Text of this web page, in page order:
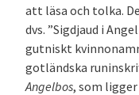
att läsa och tolka.
dvs. ”Sigdjaud i
gutniskt
gotländska
Angelbos, som